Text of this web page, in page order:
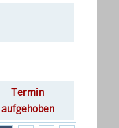
Termin
aufgehoben